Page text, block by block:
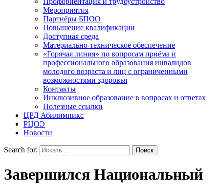
Мероприятия
Партнёры БПОО
Повышение квалификации
Доступная среда
Материально-техническое обеспечение
«Горячая линия» по вопросам приёма и
профессионального образования инвалидов
молодого возраста и лиц с ограниченными
возможностями здоровья
Контакты
Инклюзивное образование в вопросах и ответах
Полезные ссылки
ЦРД Абилимпикс
РЦОЭ
Новости
Search for:
Завершился Национальный